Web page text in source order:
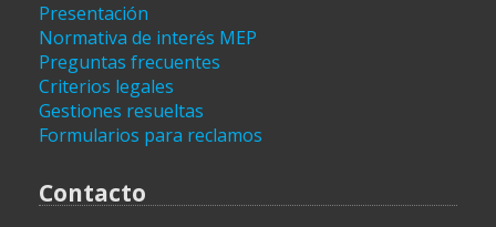
Presentación
Normativa de interés MEP
Preguntas frecuentes
Criterios legales
Gestiones resueltas
Formularios para reclamos
Contacto